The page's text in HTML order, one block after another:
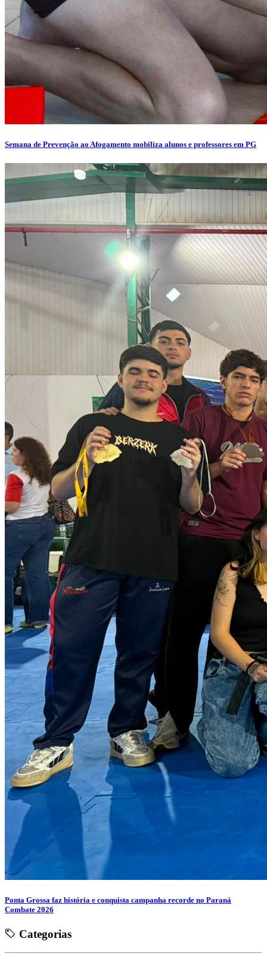
Semana de Prevenção ao Afogamento mobiliza alunos e professores em PG
Ponta Grossa faz história e conquista campanha recorde no Paraná
Combate 2026
Categorias